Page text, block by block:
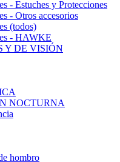
- Estuches y Protecciones
- Otros accesorios
(todos)
- HAWKE
Y DE VISIÓN
NOCTURNA
hombro